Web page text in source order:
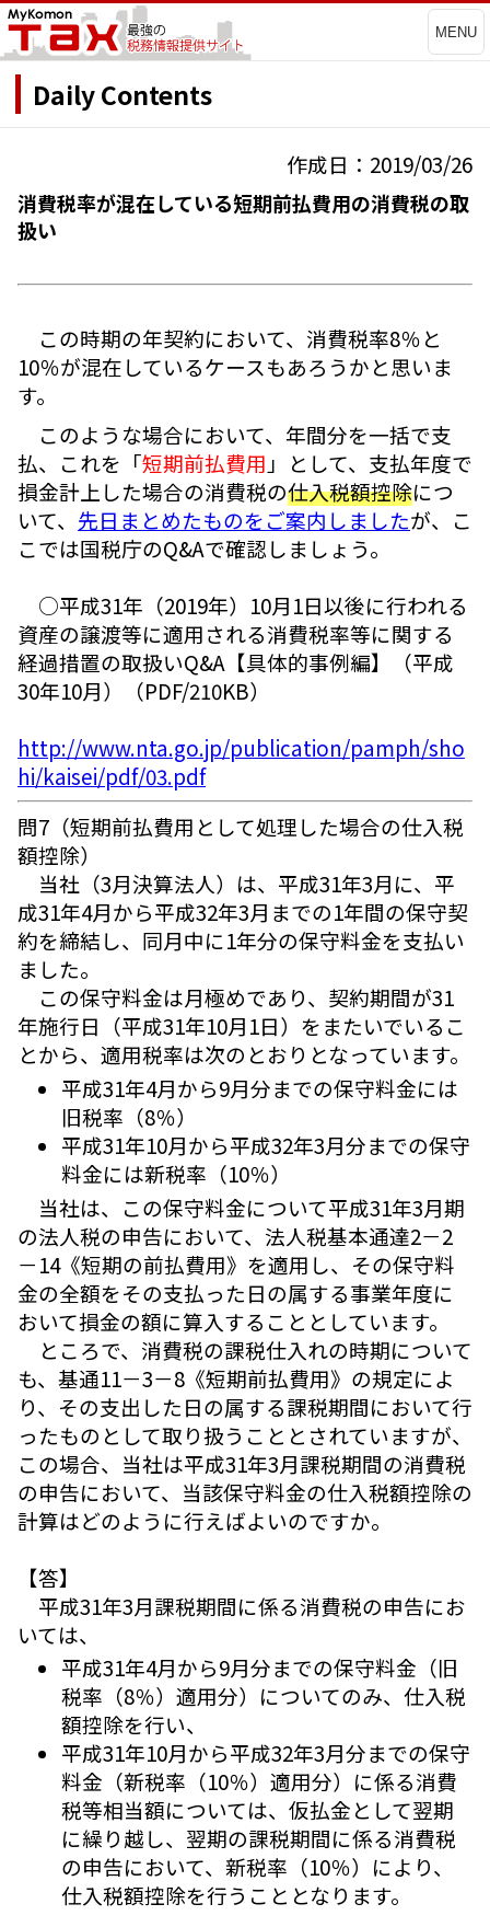
MENU
Daily Contents
作成日：2019/03/26
消費税率が混在している短期前払費用の消費税の取
扱い
この時期の年契約において、消費税率8％と
10％が混在しているケースもあろうかと思いま
す。
このような場合において、年間分を一括で支
払、これを「短期前払費用 」として、支払年度で
損金計上した場合の消費税の仕入税額控除につ
いて、 先日まとめたものをご案内しましたが、こ
こでは国税庁のQ&Aで確認しましょう。
○平成31年（2019年）10月1日以後に行われる
資産の譲渡等に適用される消費税率等に関する
経過措置の取扱いQ&A【具体的事例編】（平成
30年10月）（PDF/210KB）
http://www.nta.go.jp/publication/pamph/sho
hi/kaisei/pdf/03.pdf
問7（短期前払費用として処理した場合の仕入税
額控除）
当社（3月決算法人）は、平成31年3月に、平
成31年4月から平成32年3月までの1年間の保守契
約を締結し、同月中に1年分の保守料金を支払い
ました。
この保守料金は月極めであり、契約期間が31
年施行日（平成31年10月1日）をまたいでいるこ
とから、適用税率は次のとおりとなっています。
平成31年4月から9月分までの保守料金には
旧税率（8％）
平成31年10月から平成32年3月分までの保守
料金には新税率（10％）
当社は、この保守料金について平成31年3月期
の法人税の申告において、法人税基本通達2－2
－14《短期の前払費用》を適用し、その保守料
金の全額をその支払った日の属する事業年度に
おいて損金の額に算入することとしています。
ところで、消費税の課税仕入れの時期について
も、基通11－3－8《短期前払費用》の規定によ
り、その支出した日の属する課税期間において行
ったものとして取り扱うこととされていますが、
この場合、当社は平成31年3月課税期間の消費税
の申告において、当該保守料金の仕入税額控除の
計算はどのように行えばよいのですか。
【答】
平成31年3月課税期間に係る消費税の申告にお
いては、
平成31年4月から9月分までの保守料金（旧
税率（8％）適用分）についてのみ、仕入税
額控除を行い、
平成31年10月から平成32年3月分までの保守
料金（新税率（10％）適用分）に係る消費
税等相当額については、仮払金として翌期
に繰り越し、翌期の課税期間に係る消費税
の申告において、新税率（10％）により、
仕入税額控除を行うこととなります。